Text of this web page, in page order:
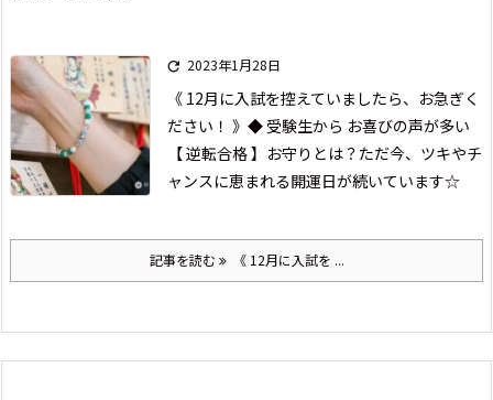
 2023年1月28日
《 12月に入試を控えていましたら、お急ぎく
ださい！ 》 ◆ 受験生から お喜びの声が多い
【 逆転合格 】お守りとは？ ただ今、ツキやチ
ャンスに恵まれる開運日が続いています☆
記事を読む 《 12月に入試を ...